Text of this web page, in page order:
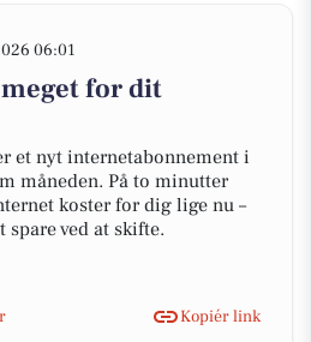
06:01
for dit
et nyt internetabonnement i
måneden. På to minutter
koster for dig lige nu –
spare ved at skifte.
Kopiér link